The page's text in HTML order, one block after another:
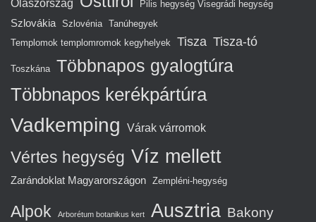
Olaszország Pilis hegység Visegrádi hegység
Szlovákia Szlovénia Tanúhegyek
Templomok templomromok kegyhelyek Tisza Tisza-tó
Toszkána Többnapos gyalogtúra
Többnapos kerékpártúra
Vadkemping Várak várromok
Vértes hegység Víz mellett
Zarándoklat Magyarországon Zempléni-hegység
Alpok Arborétum botanikus kert Ausztria Bakony